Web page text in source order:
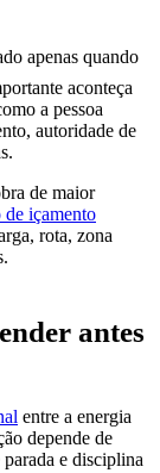
apenas quando
aconteça
a pessoa
autoridade de
de maior
de içamento
rota, zona
antes
entre a energia
depende de
e disciplina